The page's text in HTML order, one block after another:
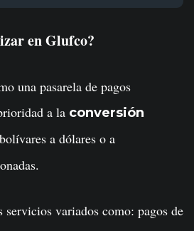
en Glufco?
una pasarela de pagos
a la conversión
a dólares o a
variados como: pagos de